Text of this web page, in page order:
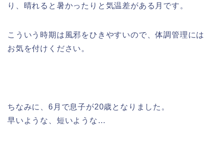
り、晴れると暑かったりと気温差がある月です。
こういう時期は風邪をひきやすいので、体調管理には
お気を付けください。
ちなみに、6月で息子が20歳となりました。
早いような、短いような…